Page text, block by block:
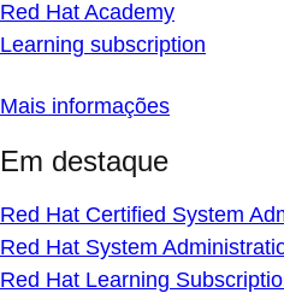
Red Hat Academy
Learning subscription
Mais informações
Em destaque
Red Hat Certified System
Red Hat System
Red Hat Learning